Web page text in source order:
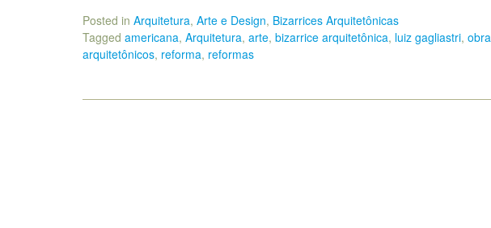
Posted in Arquitetura, Arte e Design, Bizarrices Arquitetônicas
Tagged americana, Arquitetura, arte, bizarrice arquitetônica, luiz gagliastri, obra
arquitetônicos, reforma, reformas